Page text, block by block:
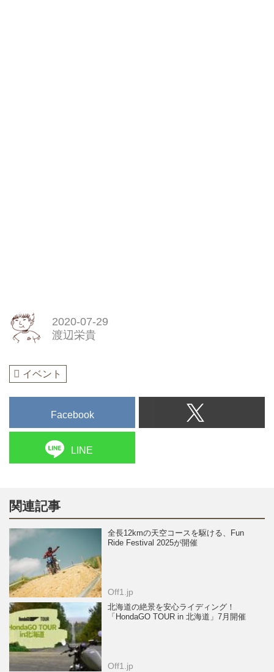
2020-07-29
渡辺栄貴
イベント
Facebook
LINE
関連記事
全長12kmの天空コースを駆ける、Fun
Ride Festival 2025が開催
Off1.jp
北海道の絶景を安心ライディング！
「HondaGO TOUR in 北海道」7月開催
Off1.jp